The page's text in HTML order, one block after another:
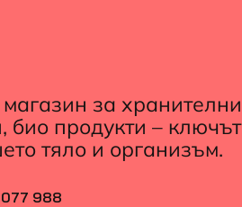
за хранителни
био продукти – ключът
тяло и организъм.
988